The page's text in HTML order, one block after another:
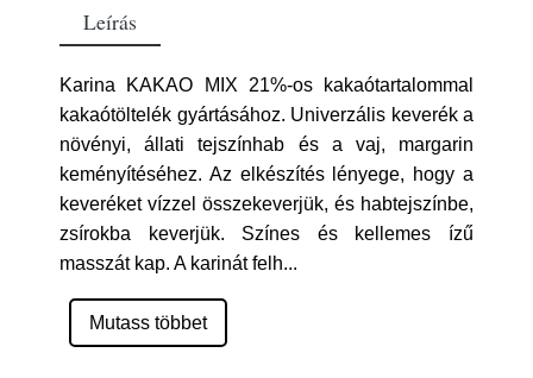
Leírás
Karina KAKAO MIX 21%-os kakaótartalommal
kakaótöltelék gyártásához. Univerzális keverék a
növényi, állati tejszínhab és a vaj, margarin
keményítéséhez. Az elkészítés lényege, hogy a
keveréket vízzel összekeverjük, és habtejszínbe,
zsírokba keverjük. Színes és kellemes ízű
masszát kap. A karinát felh...
Mutass többet